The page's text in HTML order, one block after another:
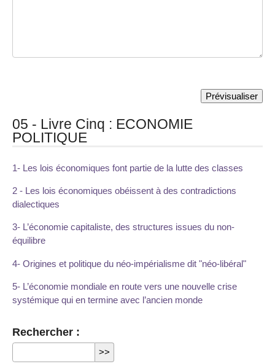
05 - Livre Cinq : ECONOMIE
POLITIQUE
1- Les lois économiques font partie de la lutte des classes
2 - Les lois économiques obéissent à des contradictions
dialectiques
3- L’économie capitaliste, des structures issues du non-
équilibre
4- Origines et politique du néo-impérialisme dit "néo-libéral"
5- L’économie mondiale en route vers une nouvelle crise
systémique qui en termine avec l’ancien monde
Rechercher :